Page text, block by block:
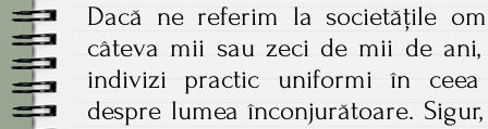
Dacă ne referim la societățile
câteva mii sau zeci de mii de
indivizi practic uniformi în ceea
despre lumea înconjurătoare.